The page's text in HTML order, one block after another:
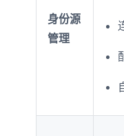
身份源
管理